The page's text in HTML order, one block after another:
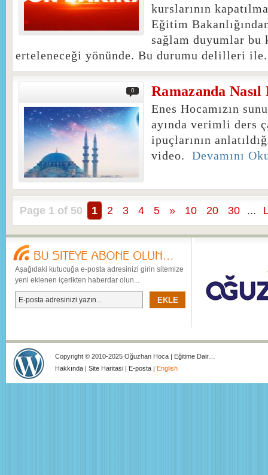
kurslarının
Eğitim
sağlam duyumlar bu
erteleneceği yönünde. Bu durumu delilleri
0 Ramazanda Nasıl
Enes Hocamızın
ayında verimli ders
ipuçlarının
video. Devamını
Page 1 of 50 1 2 3 4 5 » 10 20 30 ...
Aşağıdaki kutucuğa e-posta adresinizi girin sitemize
yeni eklenen içerikten haberdar olun...
Copyright © 2010-2025 Oğuzhan Hoca | Eğitime Dair…
Hakkında | Site Haritasi | E-posta | English